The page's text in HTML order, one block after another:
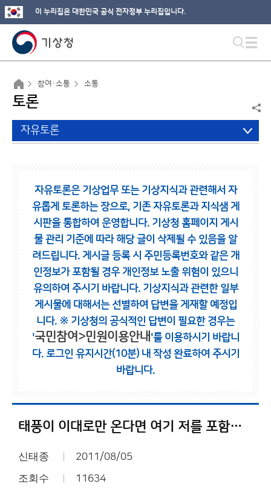
이 누리집은 대한민국 공식 전자정부 누리집입니다.
참여·소통 소통
토론
자유토론
자유토론은 기상업무 또는 기상지식과 관련해서 자
유롭게 토론하는 장으로, 기존 자유토론과 지식샘 게
시판을 통합하여 운영합니다. 기상청 홈페이지 게시
물 관리 기준에 따라 해당 글이 삭제될 수 있음을 알
려드립니다. 게시글 등록 시 주민등록번호와 같은 개
인정보가 포함될 경우 개인정보 노출 위험이 있으니
유의하여 주시기 바랍니다. 기상지식과 관련한 일부
게시물에 대해서는 선별하여 답변을 게재할 예정입
니다. ※ 기상청의 공식적인 답변이 필요한 경우는
'국민참여>민원이용안내 '를 이용하시기 바랍니
다. 로그인 유지시간(10분) 내 작성 완료하여 주시기
바랍니다.
태풍이 이대로만 온다면 여기 저를 포함한 몇몇분들이....
신태종 2011/08/05
조회수 11634